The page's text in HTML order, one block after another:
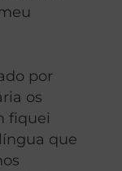
por
os
fiquei
que